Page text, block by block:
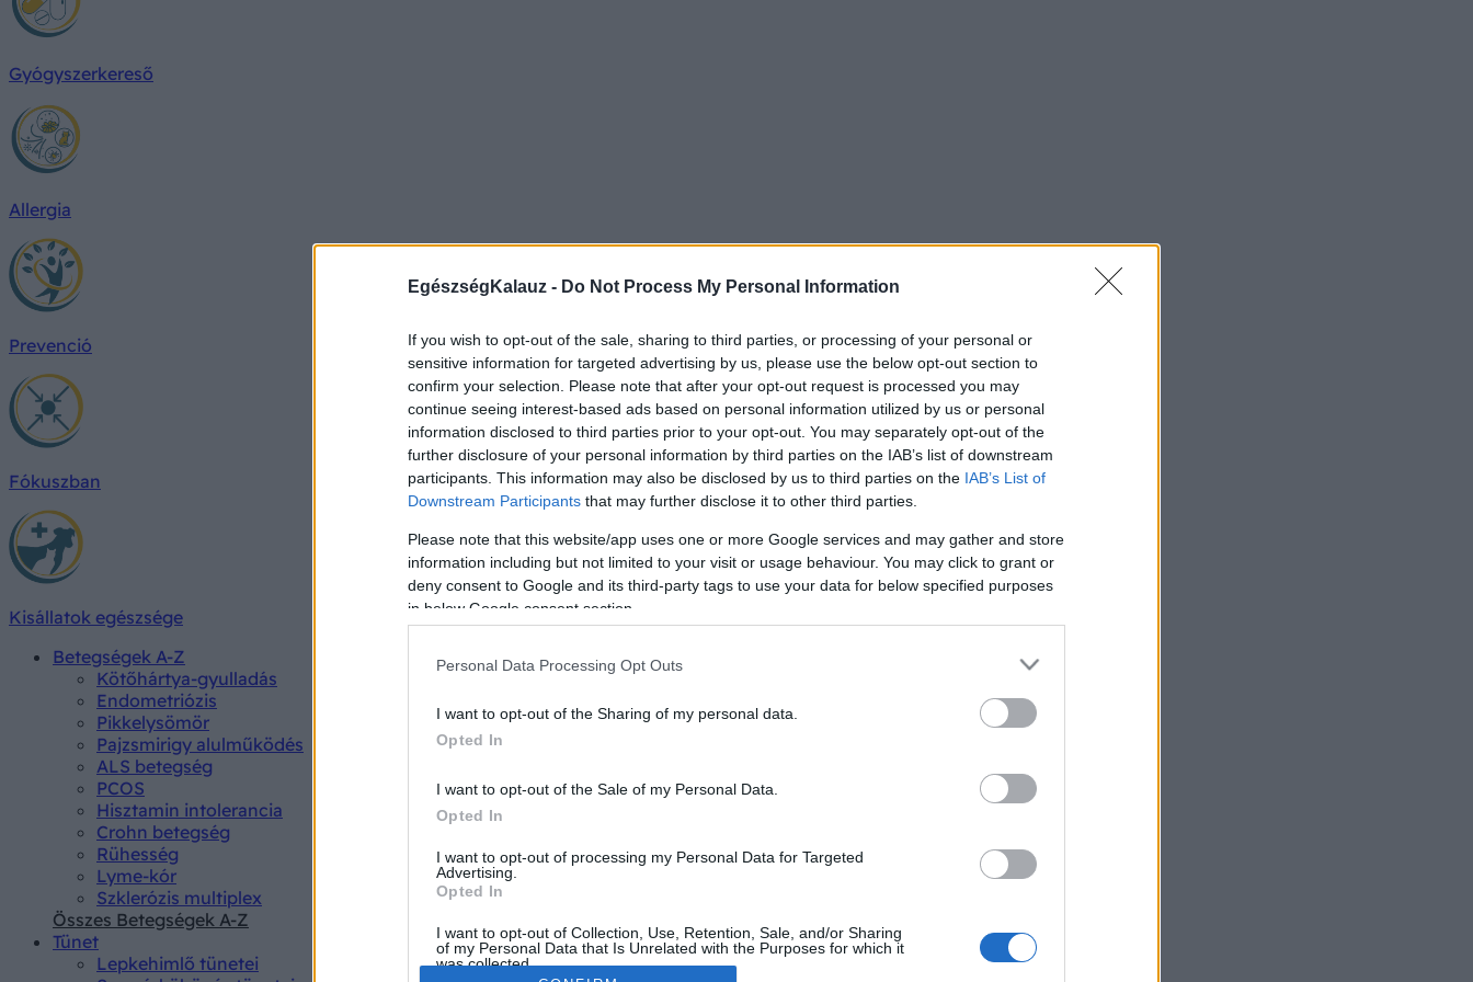
EgészségKalauz - Do Not Process My Personal Information
If you wish to opt-out of the sale, sharing to third parties, or processing of your personal or
sensitive information for targeted advertising by us, please use the below opt-out section to
confirm your selection. Please note that after your opt-out request is processed you may
continue seeing interest-based ads based on personal information utilized by us or personal
information disclosed to third parties prior to your opt-out. You may separately opt-out of the
further disclosure of your personal information by third parties on the IAB’s list of downstream
participants. This information may also be disclosed by us to third parties on the IAB’s List of
Downstream Participants that may further disclose it to other third parties.
Please note that this website/app uses one or more Google services and may gather and store
information including but not limited to your visit or usage behaviour. You may click to grant or
deny consent to Google and its third-party tags to use your data for below specified purposes
in below Google consent section.
Personal Data Processing Opt Outs
I want to opt-out of the Sharing of my personal data.
Opted In
I want to opt-out of the Sale of my Personal Data.
Opted In
I want to opt-out of processing my Personal Data for Targeted
Advertising.
Opted In
I want to opt-out of Collection, Use, Retention, Sale, and/or Sharing
of my Personal Data that Is Unrelated with the Purposes for which it
was collected.
Gyógyszerkereső
Allergia
Prevenció
Fókuszban
Kisállatok egészsége
Betegségek A-Z
Kötőhártya-gyulladás
Endometriózis
Pikkelysömör
Pajzsmirigy alulműködés
ALS betegség
PCOS
Hisztamin intolerancia
Crohn betegség
Rühesség
Lyme-kór
Szklerózis multiplex
Összes Betegségek A-Z
Tünet
Lepkehimlő tünetei